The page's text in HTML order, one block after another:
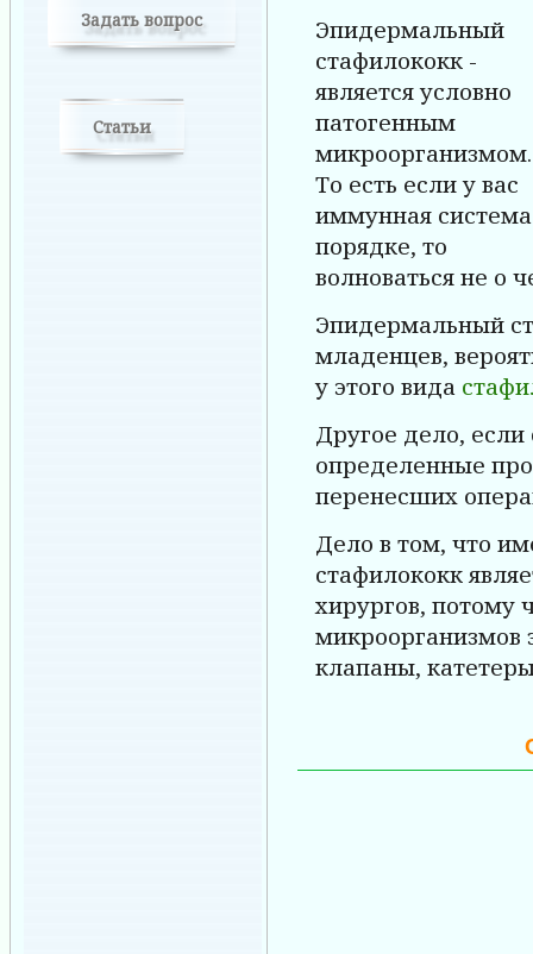
Задать вопрос
Статьи
Эпидермальный
стафилококк -
является условно
патогенным
микроорганизмом.
То есть если у вас
иммунная
порядке, то
волноваться не о
Эпидермальный
младенцев,
у этого вида
Другое дело,
определенные
перенесших
Дело в том, что
стафилококк
хирургов, потому
микроорганизмов
клапаны,